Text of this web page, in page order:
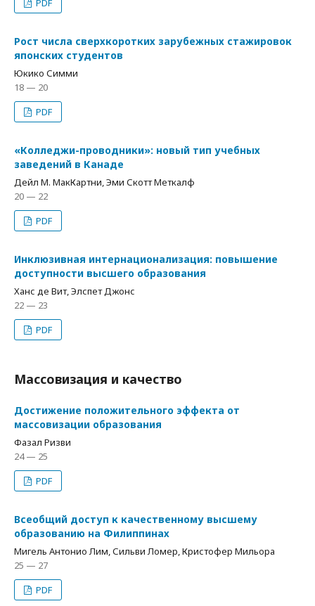
PDF
Рост числа сверхкоротких зарубежных стажировок
японских студентов
Юкико Симми
18 — 20
PDF
«Колледжи-проводники»: новый тип учебных
заведений в Канаде
Дейл М. МакКартни, Эми Скотт Меткалф
20 — 22
PDF
Инклюзивная интернационализация: повышение
доступности высшего образования
Ханс де Вит, Элспет Джонс
22 — 23
PDF
Массовизация и качество
Достижение положительного эффекта от
массовизации образования
Фазал Ризви
24 — 25
PDF
Всеобщий доступ к качественному высшему
образованию на Филиппинах
Мигель Антонио Лим, Сильви Ломер, Кристофер Мильора
25 — 27
PDF